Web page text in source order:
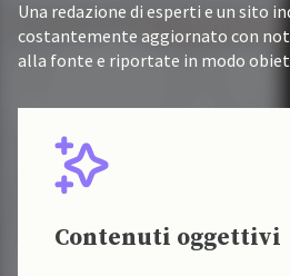
Una redazione di esperti e un sito
costantemente aggiornato con
alla fonte e riportate in modo
Contenuti oggettivi